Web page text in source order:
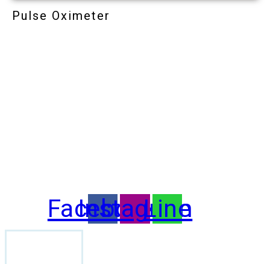
Pulse Oximeter
Facebook
Instagram
Line